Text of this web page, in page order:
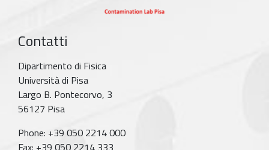
Contatti
Dipartimento di Fisica
Università di Pisa
Largo B. Pontecorvo, 3
56127 Pisa
Phone: +39 050 2214 000
Fax: +39 050 2214 333